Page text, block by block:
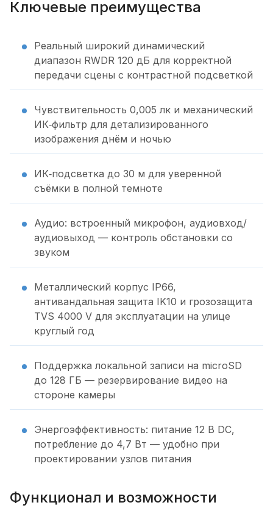
Ключевые преимущества
Реальный широкий динамический
диапазон RWDR 120 дБ для корректной
передачи сцены с контрастной подсветкой
Чувствительность 0,005 лк и механический
ИК‑фильтр для детализированного
изображения днём и ночью
ИК‑подсветка до 30 м для уверенной
съёмки в полной темноте
Аудио: встроенный микрофон, аудиовход/
аудиовыход — контроль обстановки со
звуком
Металлический корпус IP66,
антивандальная защита IK10 и грозозащита
TVS 4000 V для эксплуатации на улице
круглый год
Поддержка локальной записи на microSD
до 128 ГБ — резервирование видео на
стороне камеры
Энергоэффективность: питание 12 В DC,
потребление до 4,7 Вт — удобно при
проектировании узлов питания
Функционал и возможности